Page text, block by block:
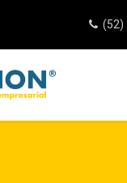
(52)